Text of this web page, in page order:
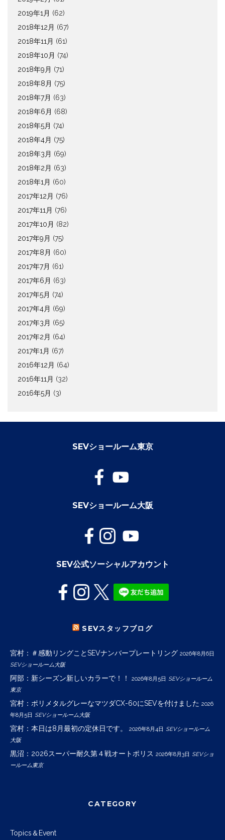
2019年1月 (62)
2018年12月 (67)
2018年11月 (61)
2018年10月 (74)
2018年9月 (71)
2018年8月 (75)
2018年7月 (63)
2018年6月 (68)
2018年5月 (74)
2018年4月 (75)
2018年3月 (69)
2018年2月 (63)
2018年1月 (60)
2017年12月 (76)
2017年11月 (76)
2017年10月 (82)
2017年9月 (75)
2017年8月 (60)
2017年7月 (61)
2017年6月 (63)
2017年5月 (74)
2017年4月 (69)
2017年3月 (65)
2017年2月 (64)
2017年1月 (67)
2016年12月 (64)
2016年11月 (32)
2016年5月 (3)
SEVショールーム東京
SEVショールーム大阪
SEV公式ソーシャルアカウント
SEVスタッフブログ
宮村：＃感動リングことSEVナンバープレートリング 2026年8月6日
SEVショールーム大阪
阿部：新シーズン新しいカラーで！！ 2026年8月5日 SEVショールーム
東京
宮村：ポリメタルグレーなマツダCX-60にSEVを付けました 2026
年8月5日 SEVショールーム大阪
宮村：本日は8月最初の定休日です。 2026年8月4日 SEVショールーム
大阪
黒沼：2026スーパー耐久第４戦オートポリス 2026年8月3日 SEVショ
ールーム東京
CATEGORY
Topics＆Event